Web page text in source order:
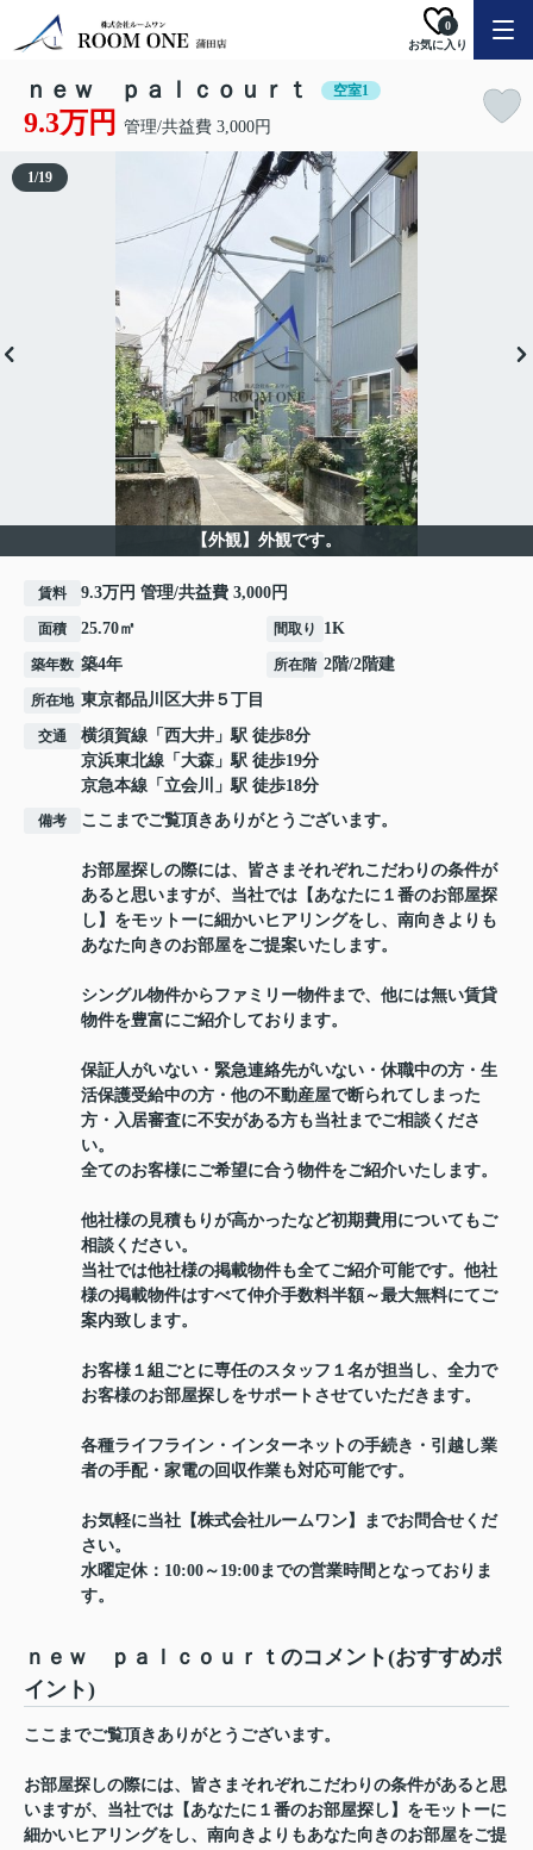
お気に入り
0
ｎｅｗ ｐａｌｃｏｕｒｔ 空室1
9.3万円 管理/共益費 3,000円
【外観】外観です。
1/19
賃料 9.3万円 管理/共益費 3,000円
面積 25.70㎡ 間取り 1K
築年数 築4年 所在階 2階/2階建
所在地 東京都品川区大井 ５丁目
交通 横須賀線 「 西大井 」駅 徒歩8分
京浜東北線 「 大森 」駅 徒歩19分
京急本線 「 立会川 」駅 徒歩18分
備考 ここまでご覧頂きありがとうございます。
お部屋探しの際には、皆さまそれぞれこだわりの条件が
あると思いますが、当社では【あなたに１番のお部屋探
し】をモットーに細かいヒアリングをし、南向きよりも
あなた向きのお部屋をご提案いたします。
シングル物件からファミリー物件まで、他には無い賃貸
物件を豊富にご紹介しております。
保証人がいない・緊急連絡先がいない・休職中の方・生
活保護受給中の方・他の不動産屋で断られてしまった
方・入居審査に不安がある方も当社までご相談くださ
い。
全てのお客様にご希望に合う物件をご紹介いたします。
他社様の見積もりが高かったなど初期費用についてもご
相談ください。
当社では他社様の掲載物件も全てご紹介可能です。他社
様の掲載物件はすべて仲介手数料半額～最大無料にてご
案内致します。
お客様１組ごとに専任のスタッフ１名が担当し、全力で
お客様のお部屋探しをサポートさせていただきます。
各種ライフライン・インターネットの手続き・引越し業
者の手配・家電の回収作業も対応可能です。
お気軽に当社【株式会社ルームワン】までお問合せくだ
さい。
水曜定休：10:00～19:00までの営業時間となっておりま
す。
ｎｅｗ ｐａｌｃｏｕｒｔのコメント(おすすめポ
イント)
ここまでご覧頂きありがとうございます。
お部屋探しの際には、皆さまそれぞれこだわりの条件があると思
いますが、当社では【あなたに１番のお部屋探し】をモットーに
細かいヒアリングをし、南向きよりもあなた向きのお部屋をご提